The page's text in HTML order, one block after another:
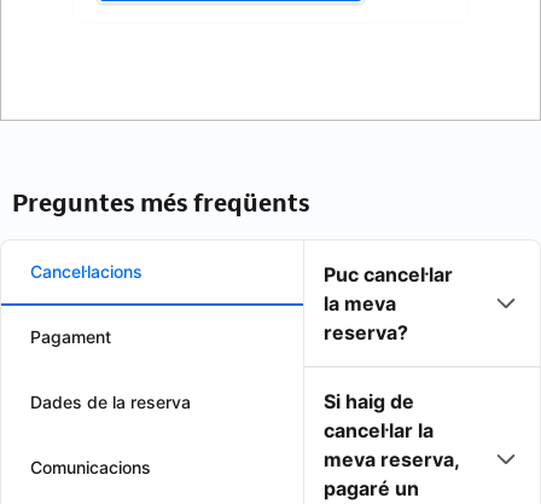
Preguntes més freqüents
Cancel·lacions
Pagament
Dades de la reserva
Comunicacions
Puc cancel·lar
la meva
reserva?
Si haig de
cancel·lar la
meva reserva,
pagaré un